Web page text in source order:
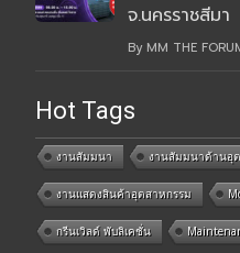
จ.นครราชสีมา
By MM THE
Hot Tags
งานสัมมนา งานสัมมนาด้านอุ
งานแสดงสินค้าอุตสาหกรรม
กรีนเวิลด์ พับลิเคชั่น